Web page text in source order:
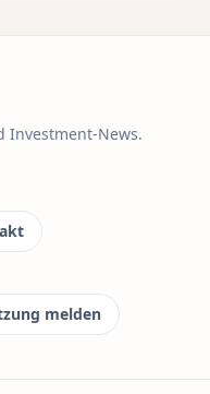
Investment-News.
melden